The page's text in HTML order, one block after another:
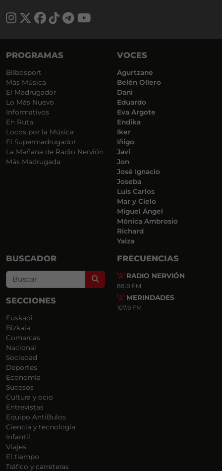
PROGRAMAS
Bilbosport
Más Música
El Madrugador
Lo Más Nuevo
Informativos
En Ruta
Locos por la Música
El Supermadrugador
La Mañana de Radio Nervión
Más Madrugada
VOCES
Agurtzane
Belén Ollero
Dani
Eduardo
Eva Argote
Endika
Iker
Iñigo
Javi
Jon
José Ignacio
Joseba
Luis Carlos
Mar y Cielo
Miguel Ángel
Mónica Ambrosio
Richard
Yaiza
BUSCADOR
Search
SECCIONES
Euskadi
Bizkaia
Comarcas
Nacional
Sociedad
Deportes
Economía
Sucesos
Cultura y ocio
Entrevistas
Equipo AntiBulos
Ciencia y tecnología
Infantil
Viajes
El tiempo
Tráfico y carreteras
FRECUENCIAS
RADIO NERVIÓN
88.0 FM
MERINDADES
107.9 FM